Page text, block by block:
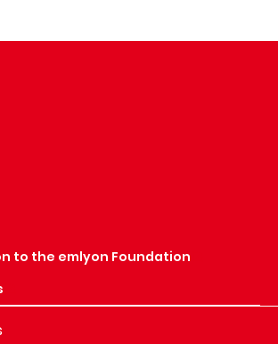
to the emlyon Foundation